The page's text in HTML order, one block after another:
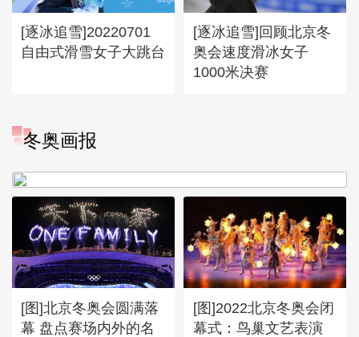
[逐冰追雪]20220701
自由式滑雪女子大跳台
[逐冰追雪]回顾北京冬
奥会速度滑冰女子
1000米决赛
冬奥画报
[图]冬奥会冬残奥会表彰大会
[图]北京冬奥会圆满落
幕 盘点赛场内外的名
[图]2022北京冬奥会闭
幕式：鸟巢文艺表演